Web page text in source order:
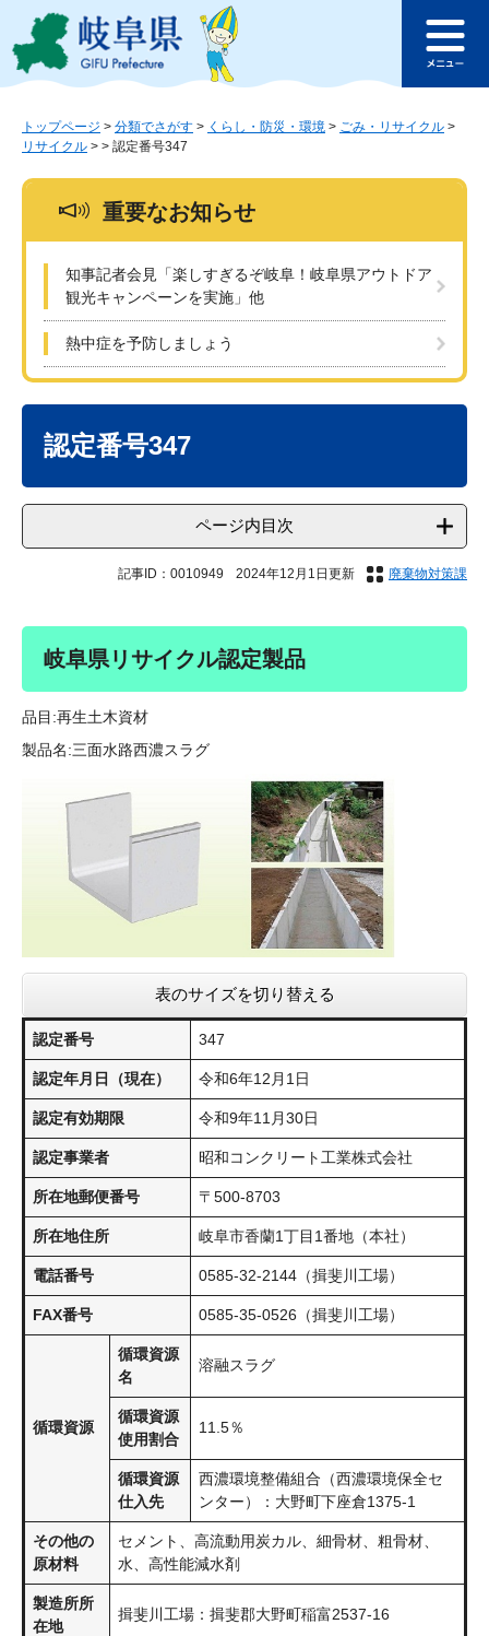
ジ
ュ
このページの本文へ
ュ
トップページ > 分類でさがす > くらし・防災・環境 > ごみ・リサイクル >
リサイクル > > 認定番号347
重要なお知らせ
知事記者会見「楽しすぎるぞ岐阜！岐阜県アウトドア
観光キャンペーンを実施」他
熱中症を予防しましょう
認定番号347
ページ内目次
記事ID：0010949 2024年12月1日更新 廃棄物対策課
岐阜県リサイクル認定製品
品目:再生土木資材
製品名:三面水路西濃スラグ
表のサイズを切り替える
認定番号 347
認定年月日（現在） 令和6年12月1日
認定有効期限 令和9年11月30日
認定事業者 昭和コンクリート工業株式会社
所在地郵便番号 〒500-8703
所在地住所 岐阜市香蘭1丁目1番地（本社）
電話番号 0585-32-2144（揖斐川工場）
FAX番号 0585-35-0526（揖斐川工場）
循環資源
循環資源
名
溶融スラグ
循環資源
使用割合
11.5％
循環資源
仕入先
西濃環境整備組合（西濃環境保全セ
ンター）：大野町下座倉1375-1
その他の
原材料
セメント、高流動用炭カル、細骨材、粗骨材、
水、高性能減水剤
製造所所
在地
揖斐川工場：揖斐郡大野町稲富2537-16